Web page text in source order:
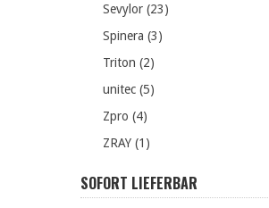
Sevylor (23)
Spinera (3)
Triton (2)
unitec (5)
Zpro (4)
ZRAY (1)
SOFORT LIEFERBAR